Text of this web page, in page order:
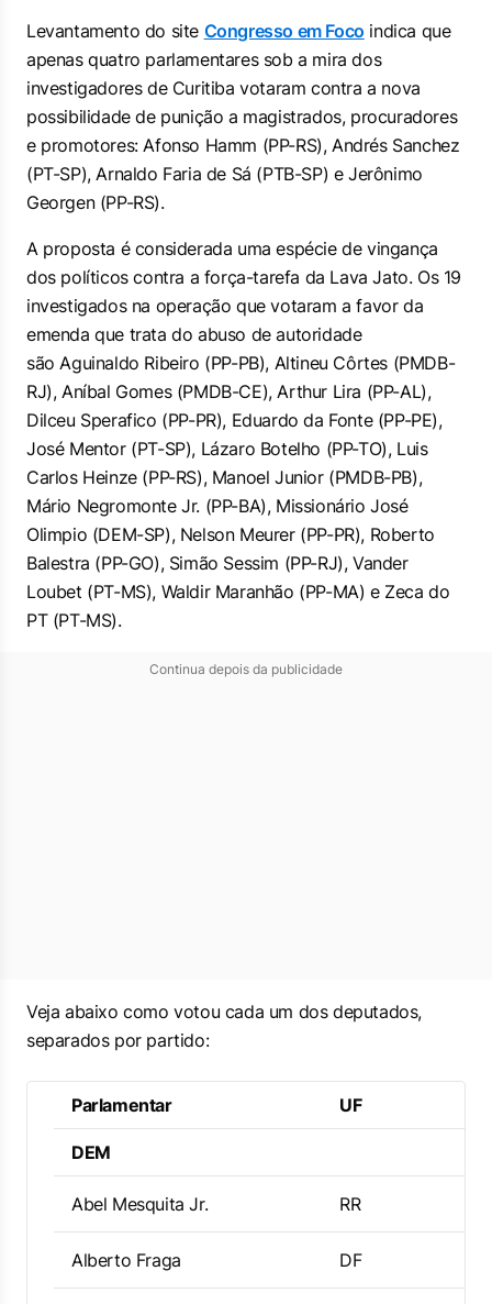
Levantamento do site Congresso em Foco indica que
apenas quatro parlamentares sob a mira dos
investigadores de Curitiba votaram contra a nova
possibilidade de punição a magistrados, procuradores
e promotores: Afonso Hamm (PP-RS), Andrés Sanchez
(PT-SP), Arnaldo Faria de Sá (PTB-SP) e Jerônimo
Georgen (PP-RS).
A proposta é considerada uma espécie de vingança
dos políticos contra a força-tarefa da Lava Jato. Os 19
investigados na operação que votaram a favor da
emenda que trata do abuso de autoridade
sãoAguinaldo Ribeiro (PP-PB), Altineu Côrtes (PMDB-
RJ), Aníbal Gomes (PMDB-CE), Arthur Lira (PP-AL),
Dilceu Sperafico (PP-PR), Eduardo da Fonte (PP-PE),
José Mentor (PT-SP), Lázaro Botelho (PP-TO), Luis
Carlos Heinze (PP-RS), Manoel Junior (PMDB-PB),
Mário Negromonte Jr. (PP-BA), Missionário José
Olimpio (DEM-SP), Nelson Meurer (PP-PR), Roberto
Balestra (PP-GO), Simão Sessim (PP-RJ), Vander
Loubet (PT-MS), Waldir Maranhão (PP-MA) e Zeca do
PT (PT-MS).
Continua depois da publicidade
Veja abaixo como votou cada um dos deputados,
separados por partido:
Parlamentar UF
DEM
Abel Mesquita Jr. RR
Alberto Fraga DF